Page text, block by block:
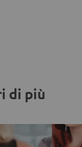
di più